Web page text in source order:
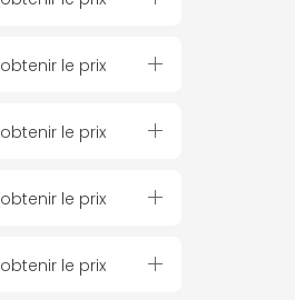
obtenir le prix
obtenir le prix
obtenir le prix
obtenir le prix